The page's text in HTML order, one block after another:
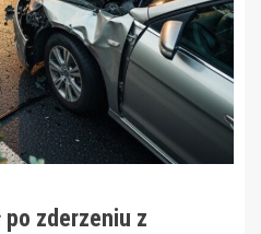
po zderzeniu z